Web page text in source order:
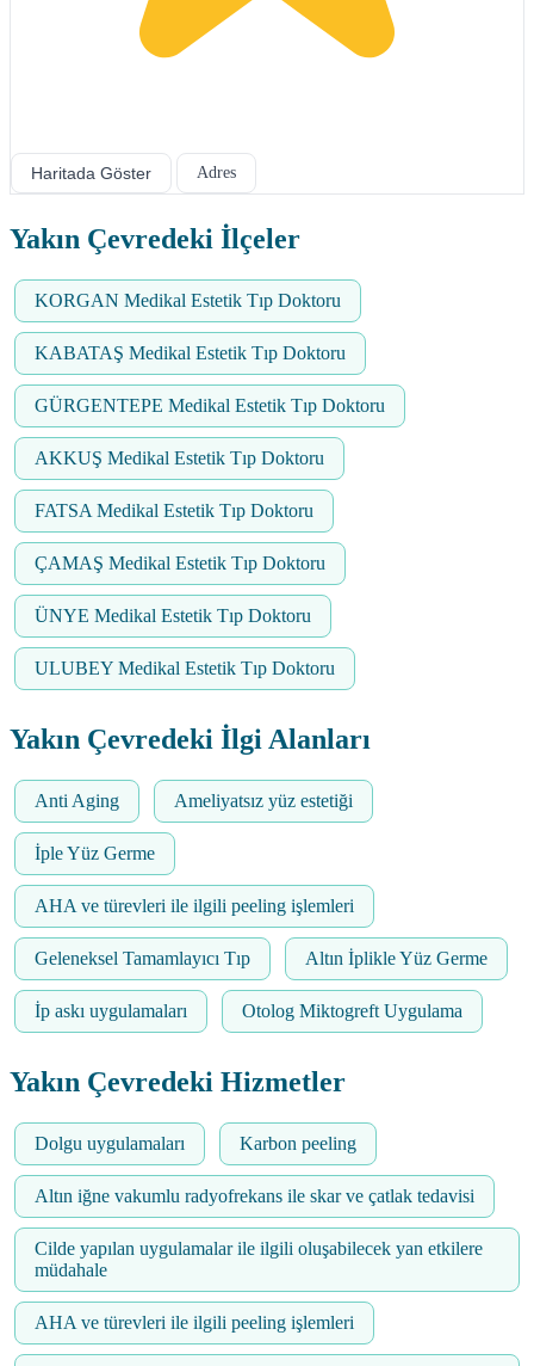
Haritada Göster Adres
Yakın Çevredeki İlçeler
KORGAN Medikal Estetik Tıp Doktoru
KABATAŞ Medikal Estetik Tıp Doktoru
GÜRGENTEPE Medikal Estetik Tıp Doktoru
AKKUŞ Medikal Estetik Tıp Doktoru
FATSA Medikal Estetik Tıp Doktoru
ÇAMAŞ Medikal Estetik Tıp Doktoru
ÜNYE Medikal Estetik Tıp Doktoru
ULUBEY Medikal Estetik Tıp Doktoru
Yakın Çevredeki İlgi Alanları
Anti Aging Ameliyatsız yüz estetiği
İple Yüz Germe
AHA ve türevleri ile ilgili peeling işlemleri
Geleneksel Tamamlayıcı Tıp Altın İplikle Yüz Germe
İp askı uygulamaları Otolog Miktogreft Uygulama
Yakın Çevredeki Hizmetler
Dolgu uygulamaları Karbon peeling
Altın iğne vakumlu radyofrekans ile skar ve çatlak tedavisi
Cilde yapılan uygulamalar ile ilgili oluşabilecek yan etkilere
müdahale
AHA ve türevleri ile ilgili peeling işlemleri